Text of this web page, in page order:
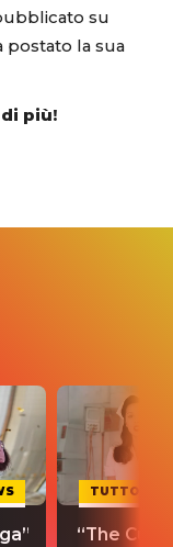
su
postato la sua
più!
TUTTO
“The